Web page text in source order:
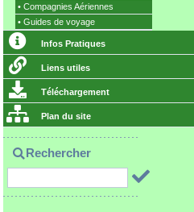
• Compagnies Aériennes
• Guides de voyage
Infos Pratiques
Liens utiles
Téléchargement
Plan du site
Rechercher